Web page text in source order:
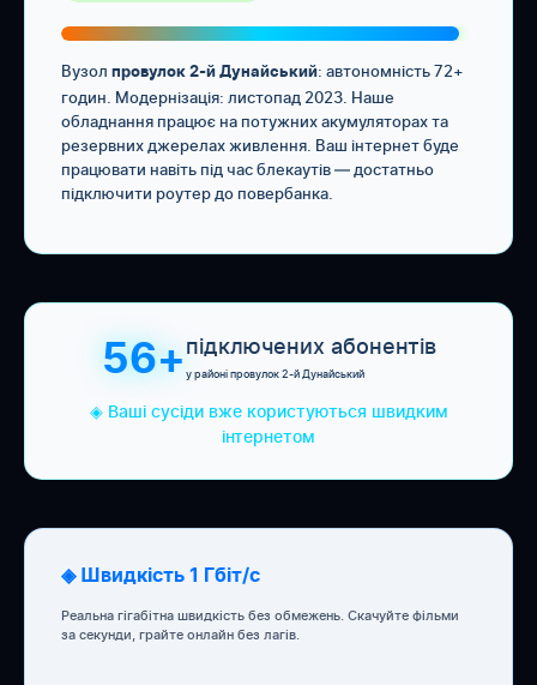
Вузол провулок 2-й Дунайський: автономність 72+
годин. Модернізація: листопад 2023. Наше
обладнання працює на потужних акумуляторах та
резервних джерелах живлення. Ваш інтернет буде
працювати навіть під час блекаутів — достатньо
підключити роутер до повербанка.
56+підключених абонентів
у районі провулок 2-й Дунайський
◈ Ваші сусіди вже користуються швидким
інтернетом
◈ Швидкість 1 Гбіт/с
Реальна гігабітна швидкість без обмежень. Скачуйте фільми
за секунди, грайте онлайн без лагів.